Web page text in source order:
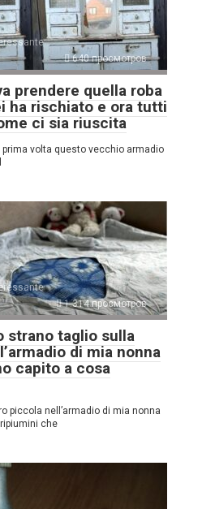
640 просмотров
prendere quella roba
ha rischiato e ora tutti
ci sia riuscita
prima volta questo vecchio armadio
1.314 просмотров
strano taglio sulla
di mia nonna
capito a cosa
piccola nell’armadio di mia nonna
che